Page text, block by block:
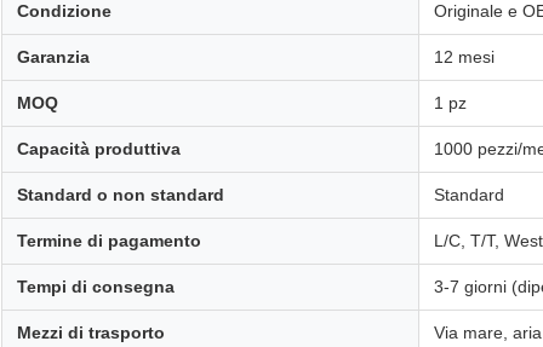
Condizione Originale e
Garanzia 12 mesi
MOQ 1 pz
Capacità produttiva 1000 pezzi/
Standard o non standard Standard
Termine di pagamento L/C, T/T,
Tempi di consegna 3-7 giorni
Mezzi di trasporto Via mare,